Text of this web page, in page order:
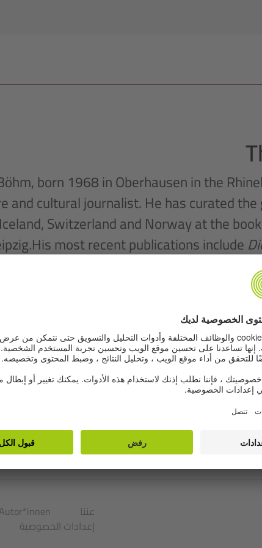
born 1968 in Oberhausen in the
and cultural journalist. He has curated
Iceland, Switzerland and Norway at the
most recent publications include
(together with
EDITORS AND AUTHORS
عننا Autor*innen
إعدادات الخصوصية